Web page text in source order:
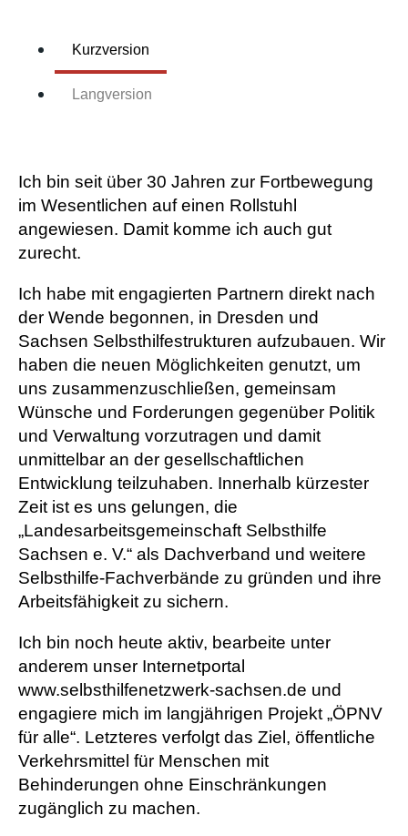
Kurzversion
Langversion
Ich bin seit über 30 Jahren zur Fortbewegung
im Wesentlichen auf einen Rollstuhl
angewiesen. Damit komme ich auch gut
zurecht.
Ich habe mit engagierten Partnern direkt nach
der Wende begonnen, in Dresden und
Sachsen Selbsthilfestrukturen aufzubauen. Wir
haben die neuen Möglichkeiten genutzt, um
uns zusammenzuschließen, gemeinsam
Wünsche und Forderungen gegenüber Politik
und Verwaltung vorzutragen und damit
unmittelbar an der gesellschaftlichen
Entwicklung teilzuhaben. Innerhalb kürzester
Zeit ist es uns gelungen, die
„Landesarbeitsgemeinschaft Selbsthilfe
Sachsen e. V.“ als Dachverband und weitere
Selbsthilfe-Fachverbände zu gründen und ihre
Arbeitsfähigkeit zu sichern.
Ich bin noch heute aktiv, bearbeite unter
anderem unser Internetportal
www.selbsthilfenetzwerk-sachsen.de und
engagiere mich im langjährigen Projekt „ÖPNV
für alle“. Letzteres verfolgt das Ziel, öffentliche
Verkehrsmittel für Menschen mit
Behinderungen ohne Einschränkungen
zugänglich zu machen.